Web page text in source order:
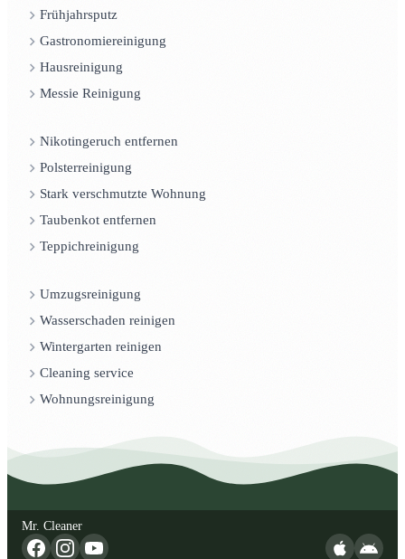
Frühjahrsputz
Gastronomiereinigung
Hausreinigung
Messie Reinigung
Nikotingeruch entfernen
Polsterreinigung
Stark verschmutzte Wohnung
Taubenkot entfernen
Teppichreinigung
Umzugsreinigung
Wasserschaden reinigen
Wintergarten reinigen
Cleaning service
Wohnungsreinigung
Mr. Cleaner